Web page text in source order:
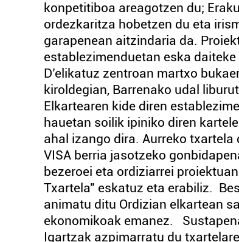
konpetitiboa areagotzen du;
ordezkaritza hobetzen du eta
garapenean aitzindaria da.
establezimenduetan eska
D’elikatuz zentroan martxo
kiroldegian, Barrenako udal
Elkartearen kide diren
hauetan soilik ipiniko diren
ahal izango dira. Aurreko
VISA berria jasotzeko
bezeroei eta ordiziarrei
Txartela" eskatuz eta erabiliz.
animatu ditu Ordizian elkartean
ekonomikoak emanez.
Igartzak azpimarratu du